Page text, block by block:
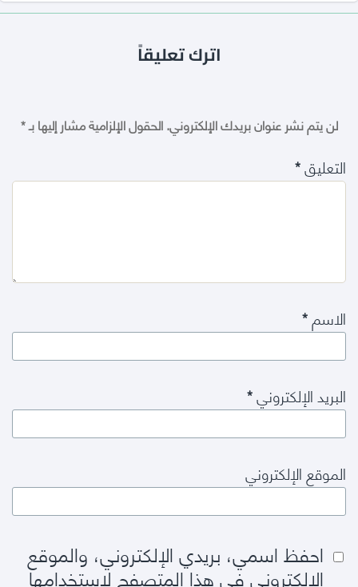
اترك تعليقاً
لن يتم نشر عنوان بريدك الإلكتروني.الحقول الإلزامية مشار إليها بـ*
التعليق*
الاسم*
البريد الإلكتروني*
الموقع الإلكتروني
احفظ اسمي، بريدي الإلكتروني، والموقع
الإلكتروني في هذا المتصفح لاستخدامها